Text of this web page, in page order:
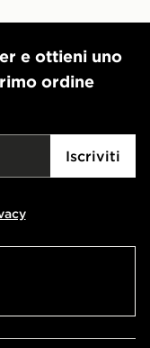
e ottieni uno
ordine
Iscriviti